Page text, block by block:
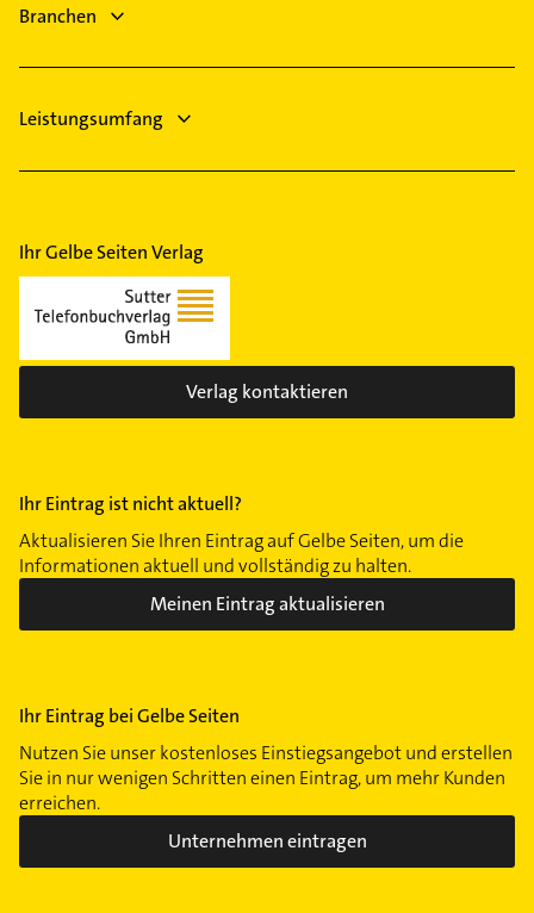
Marten
Menglinghausen
Mitte
Sölderholz
Scharnhorst
Westerfilde
Branchen
Leistungsumfang
Ihr Gelbe Seiten Verlag
Verlag kontaktieren
Ihr Eintrag ist nicht aktuell?
Aktualisieren Sie Ihren Eintrag auf Gelbe Seiten, um die
Informationen aktuell und vollständig zu halten.
Meinen Eintrag aktualisieren
Ihr Eintrag bei Gelbe Seiten
Nutzen Sie unser kostenloses Einstiegsangebot und erstellen
Sie in nur wenigen Schritten einen Eintrag, um mehr Kunden
erreichen.
Unternehmen eintragen